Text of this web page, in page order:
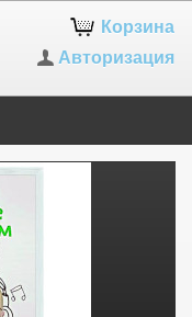
Корзина
Авторизация